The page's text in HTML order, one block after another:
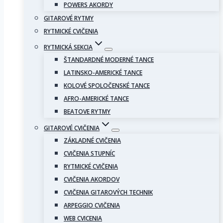
POWERS AKORDY
GITAROVÉ RYTMY
RYTMICKÉ CVIČENIA
RYTMICKÁ SEKCIA
ŠTANDARDNÉ MODERNÉ TANCE
LATINSKO-AMERICKÉ TANCE
KOLOVÉ SPOLOČENSKÉ TANCE
AFRO-AMERICKÉ TANCE
BEATOVE RYTMY
GITAROVÉ CVIČENIA
ZÁKLADNÉ CVIČENIA
CVIČENIA STUPNÍC
RYTMICKÉ CVIČENIA
CVIČENIA AKORDOV
CVIČENIA GITAROVÝCH TECHNIK
ARPEGGIO CVIČENIA
WEB CVICENIA